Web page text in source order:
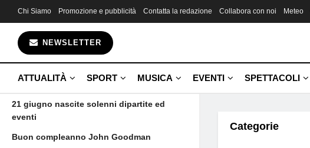
Gli ultimi articoli
Fin da bambina una promessa
Aujourd’hui maman est morte et voilà
Camus
21 giugno nascite solenni dipartite ed
eventi
Buon compleanno John Goodman
Chi Siamo Promozione e pubblicità Contatta la redazione Collabora con noi Meteo
NEWSLETTER
ATTUALITÀ SPORT MUSICA EVENTI SPETTACOLI
Categorie